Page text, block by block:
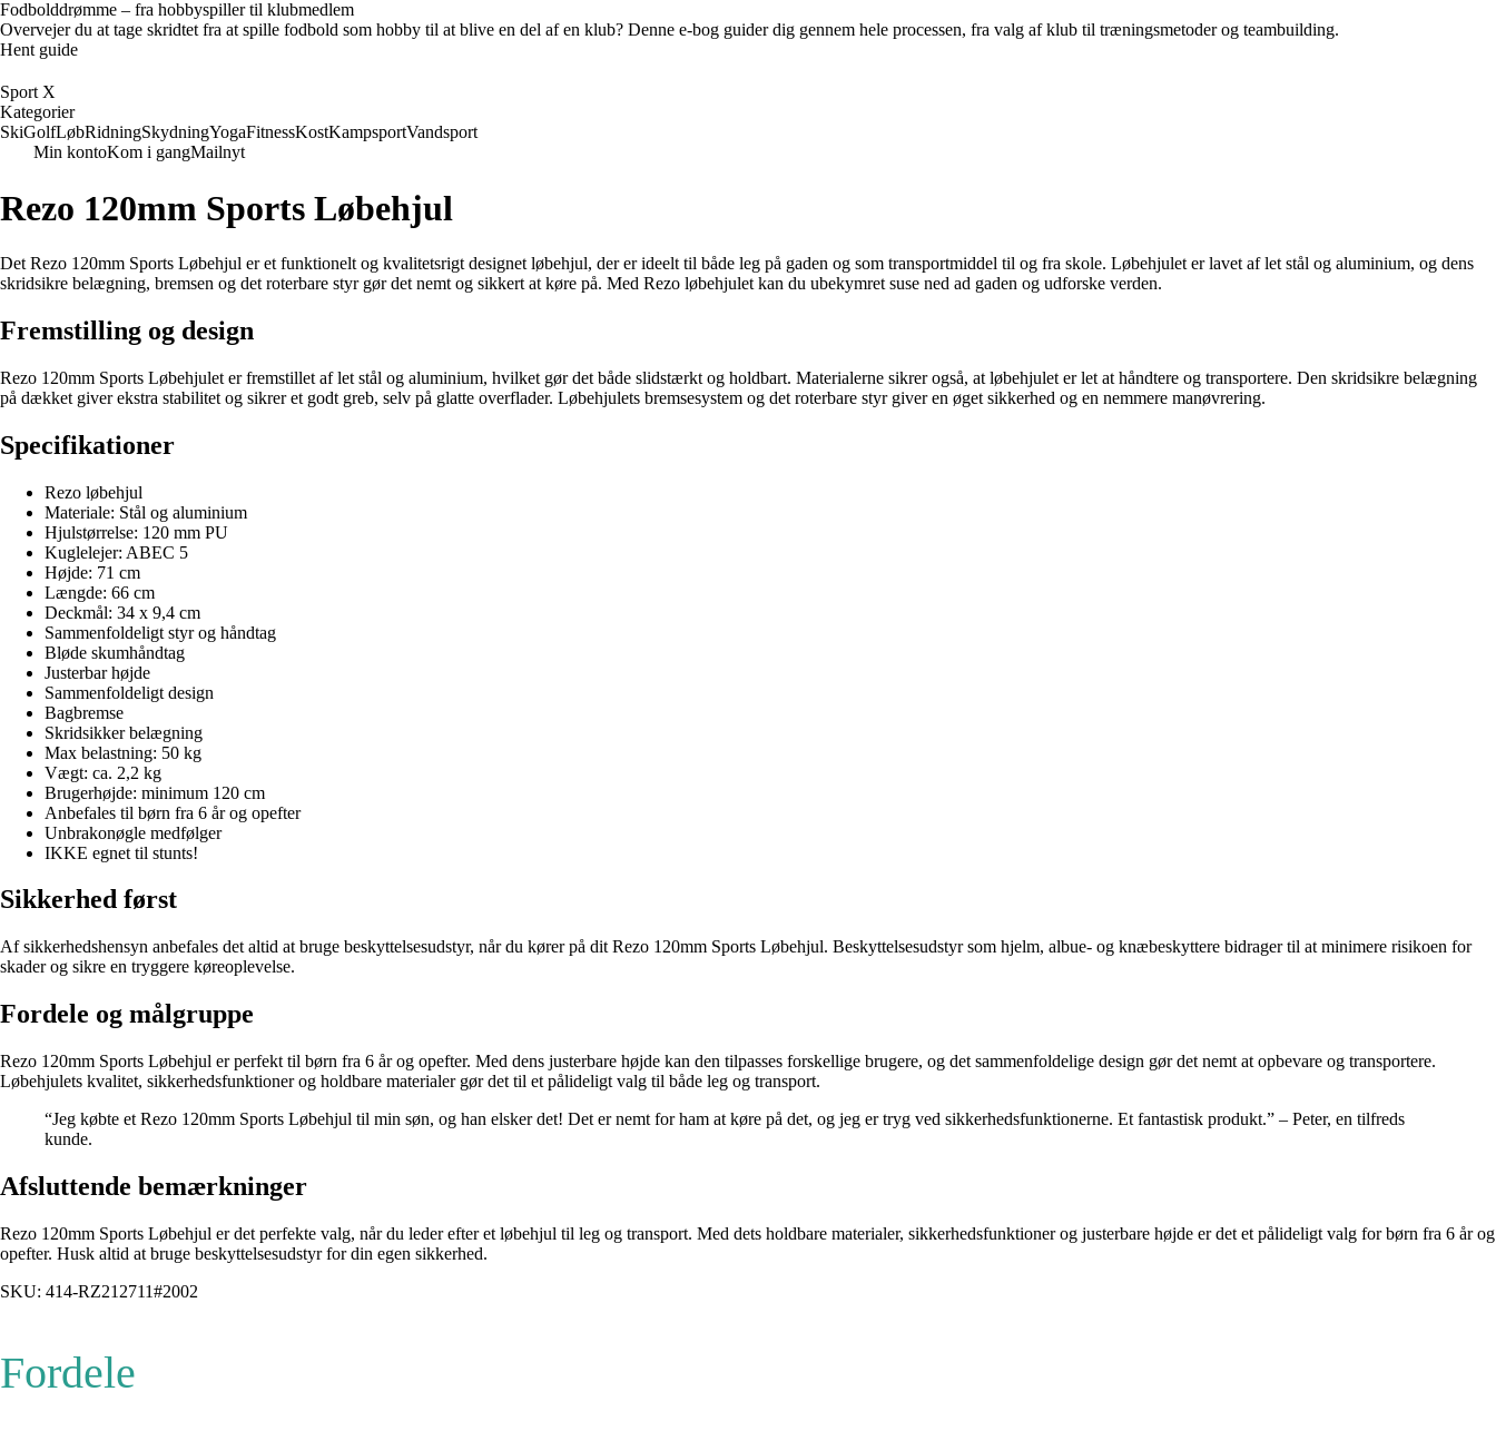
Fodbolddrømme – fra hobbyspiller til klubmedlem
Overvejer du at tage skridtet fra at spille fodbold som hobby til at blive en del af en klub? Denne e-bog guider dig gennem hele processen, fra valg af klub til træningsmetoder og teambuilding.
Hent guide
Sport X
Kategorier
SkiGolfLøbRidningSkydningYogaFitnessKostKampsportVandsport
Min kontoKom i gangMailnyt
Rezo 120mm Sports Løbehjul
Det Rezo 120mm Sports Løbehjul er et funktionelt og kvalitetsrigt designet løbehjul, der er ideelt til både leg på gaden og som transportmiddel til og fra skole. Løbehjulet er lavet af let stål og aluminium, og dens
skridsikre belægning, bremsen og det roterbare styr gør det nemt og sikkert at køre på. Med Rezo løbehjulet kan du ubekymret suse ned ad gaden og udforske verden.
Fremstilling og design
Rezo 120mm Sports Løbehjulet er fremstillet af let stål og aluminium, hvilket gør det både slidstærkt og holdbart. Materialerne sikrer også, at løbehjulet er let at håndtere og transportere. Den skridsikre belægning
på dækket giver ekstra stabilitet og sikrer et godt greb, selv på glatte overflader. Løbehjulets bremsesystem og det roterbare styr giver en øget sikkerhed og en nemmere manøvrering.
Specifikationer
Rezo løbehjul
Materiale: Stål og aluminium
Hjulstørrelse: 120 mm PU
Kuglelejer: ABEC 5
Højde: 71 cm
Længde: 66 cm
Deckmål: 34 x 9,4 cm
Sammenfoldeligt styr og håndtag
Bløde skumhåndtag
Justerbar højde
Sammenfoldeligt design
Bagbremse
Skridsikker belægning
Max belastning: 50 kg
Vægt: ca. 2,2 kg
Brugerhøjde: minimum 120 cm
Anbefales til børn fra 6 år og opefter
Unbrakonøgle medfølger
IKKE egnet til stunts!
Sikkerhed først
Af sikkerhedshensyn anbefales det altid at bruge beskyttelsesudstyr, når du kører på dit Rezo 120mm Sports Løbehjul. Beskyttelsesudstyr som hjelm, albue- og knæbeskyttere bidrager til at minimere risikoen for
skader og sikre en tryggere køreoplevelse.
Fordele og målgruppe
Rezo 120mm Sports Løbehjul er perfekt til børn fra 6 år og opefter. Med dens justerbare højde kan den tilpasses forskellige brugere, og det sammenfoldelige design gør det nemt at opbevare og transportere.
Løbehjulets kvalitet, sikkerhedsfunktioner og holdbare materialer gør det til et pålideligt valg til både leg og transport.
“Jeg købte et Rezo 120mm Sports Løbehjul til min søn, og han elsker det! Det er nemt for ham at køre på det, og jeg er tryg ved sikkerhedsfunktionerne. Et fantastisk produkt.” – Peter, en tilfreds
kunde.
Afsluttende bemærkninger
Rezo 120mm Sports Løbehjul er det perfekte valg, når du leder efter et løbehjul til leg og transport. Med dets holdbare materialer, sikkerhedsfunktioner og justerbare højde er det et pålideligt valg for børn fra 6 år og
opefter. Husk altid at bruge beskyttelsesudstyr for din egen sikkerhed.
SKU: 414-RZ212711#2002
Fordele